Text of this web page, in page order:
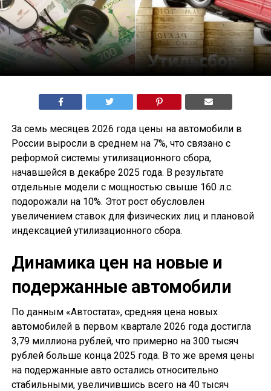
За семь месяцев 2026 года цены на автомобили в
России выросли в среднем на 7%, что связано с
реформой системы утилизационного сбора,
начавшейся в декабре 2025 года. В результате
отдельные модели с мощностью свыше 160 л.с.
подорожали на 10%. Этот рост обусловлен
увеличением ставок для физических лиц и плановой
индексацией утилизационного сбора.
Динамика цен на новые и
подержанные автомобили
По данным «Автостата», средняя цена новых
автомобилей в первом квартале 2026 года достигла
3,79 миллиона рублей, что примерно на 300 тысяч
рублей больше конца 2025 года. В то же время цены
на подержанные авто остались относительно
стабильными, увеличившись всего на 40 тысяч